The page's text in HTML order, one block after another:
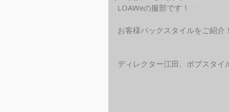
LOAWeの服部です！
お客様バックスタイルをご紹介！
ディレクター江田、ボブスタイ